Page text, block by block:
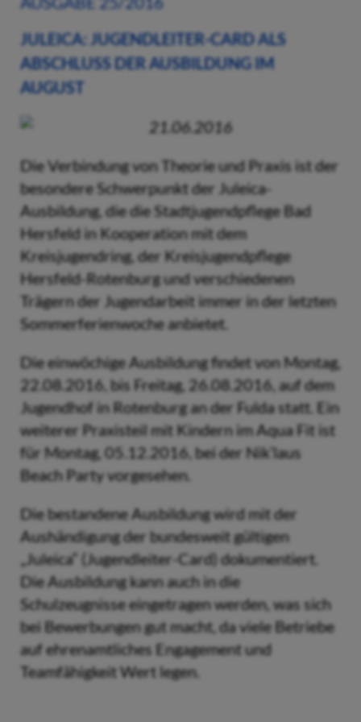
JULEICA: JUGENDLEITER-CARD ALS
ABSCHLUSS DER AUSBILDUNG IM
AUGUST
21.06.2016
Die Verbindung von Theorie und Praxis ist der
besondere Schwerpunkt der Juleica-
Ausbildung, die die Stadtjugendpflege Bad
Hersfeld in Kooperation mit dem
Kreisjugendring, der Kreisjugendpflege
Hersfeld-Rotenburg und verschiedenen
Trägern der Jugendarbeit immer in der letzten
Sommerferienwoche anbietet.
Die einwöchige Ausbildung findet von Montag,
22.08.2016, bis Freitag, 26.08.2016, auf dem
Jugendhof in Rotenburg an der Fulda statt. Ein
weiterer Praxisteil mit Kindern im Aqua Fit ist
für Montag, 05.12.2016, bei der Nik’laus
Beach Party vorgesehen.
Die bestandene Ausbildung wird mit der
Aushändigung der bundesweit gültigen
„Juleica“ (Jugendleiter-Card) dokumentiert.
Die Ausbildung kann auch in die
Schulzeugnisse eingetragen werden, was sich
bei Bewerbungen gut macht, da viele Betriebe
auf ehrenamtliches Engagement und
Teamfähigkeit Wert legen.